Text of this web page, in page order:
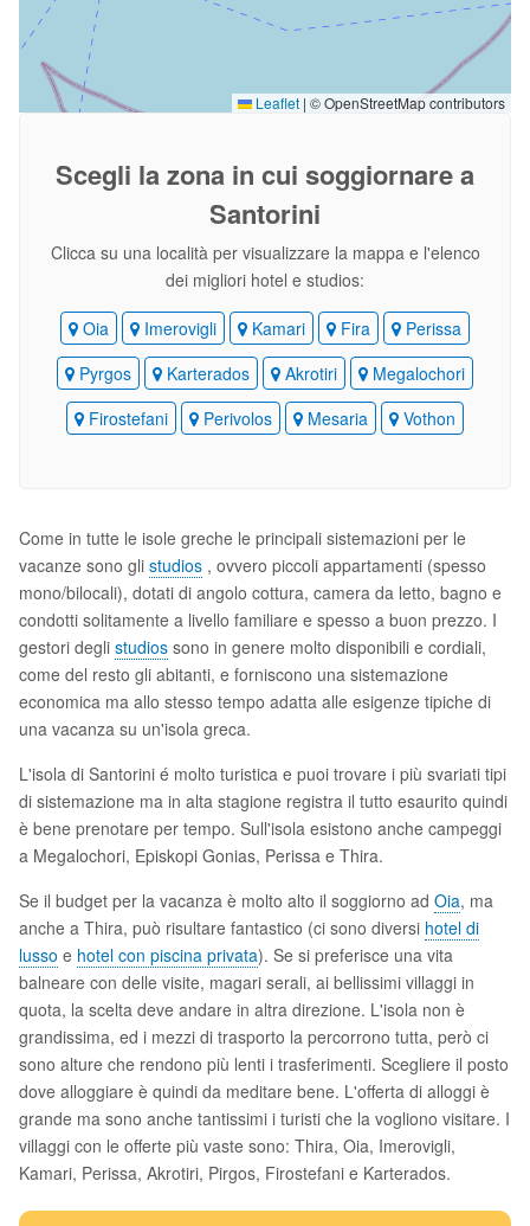
Leaflet | © OpenStreetMap contributors
Scegli la zona in cui soggiornare a
Santorini
Clicca su una località per visualizzare la mappa e l'elenco
dei migliori hotel e studios:
Oia Imerovigli Kamari Fira
Perissa
Pyrgos
Karterados Akrotiri
Megalochori
Firostefani
Perivolos Mesaria Vothon
Come in tutte le isole greche le principali sistemazioni per le
vacanze sono gli studios , ovvero piccoli appartamenti (spesso
mono/bilocali), dotati di angolo cottura, camera da letto, bagno e
condotti solitamente a livello familiare e spesso a buon prezzo. I
gestori degli studios sono in genere molto disponibili e cordiali,
come del resto gli abitanti, e forniscono una sistemazione
economica ma allo stesso tempo adatta alle esigenze tipiche di
una vacanza su un'isola greca.
L'isola di Santorini é molto turistica e puoi trovare i più svariati tipi
di sistemazione ma in alta stagione registra il tutto esaurito quindi
è bene prenotare per tempo. Sull'isola esistono anche campeggi
a Megalochori, Episkopi Gonias, Perissa e Thira.
Se il budget per la vacanza è molto alto il soggiorno ad Oia, ma
anche a Thira, può risultare fantastico (ci sono diversi hotel di
lusso e hotel con piscina privata). Se si preferisce una vita
balneare con delle visite, magari serali, ai bellissimi villaggi in
quota, la scelta deve andare in altra direzione. L'isola non è
grandissima, ed i mezzi di trasporto la percorrono tutta, però ci
sono alture che rendono più lenti i trasferimenti. Scegliere il posto
dove alloggiare è quindi da meditare bene. L'offerta di alloggi è
grande ma sono anche tantissimi i turisti che la vogliono visitare. I
villaggi con le offerte più vaste sono: Thira, Oia, Imerovigli,
Kamari, Perissa, Akrotiri, Pirgos, Firostefani e Karterados.